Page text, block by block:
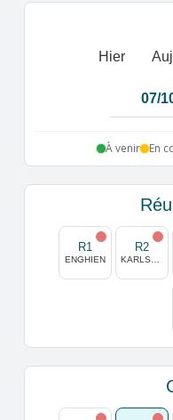
Hier
À venir En
R1
ENGHIEN
R2